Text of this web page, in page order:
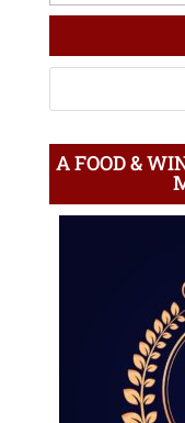
ÍRÁS
A FOOD &